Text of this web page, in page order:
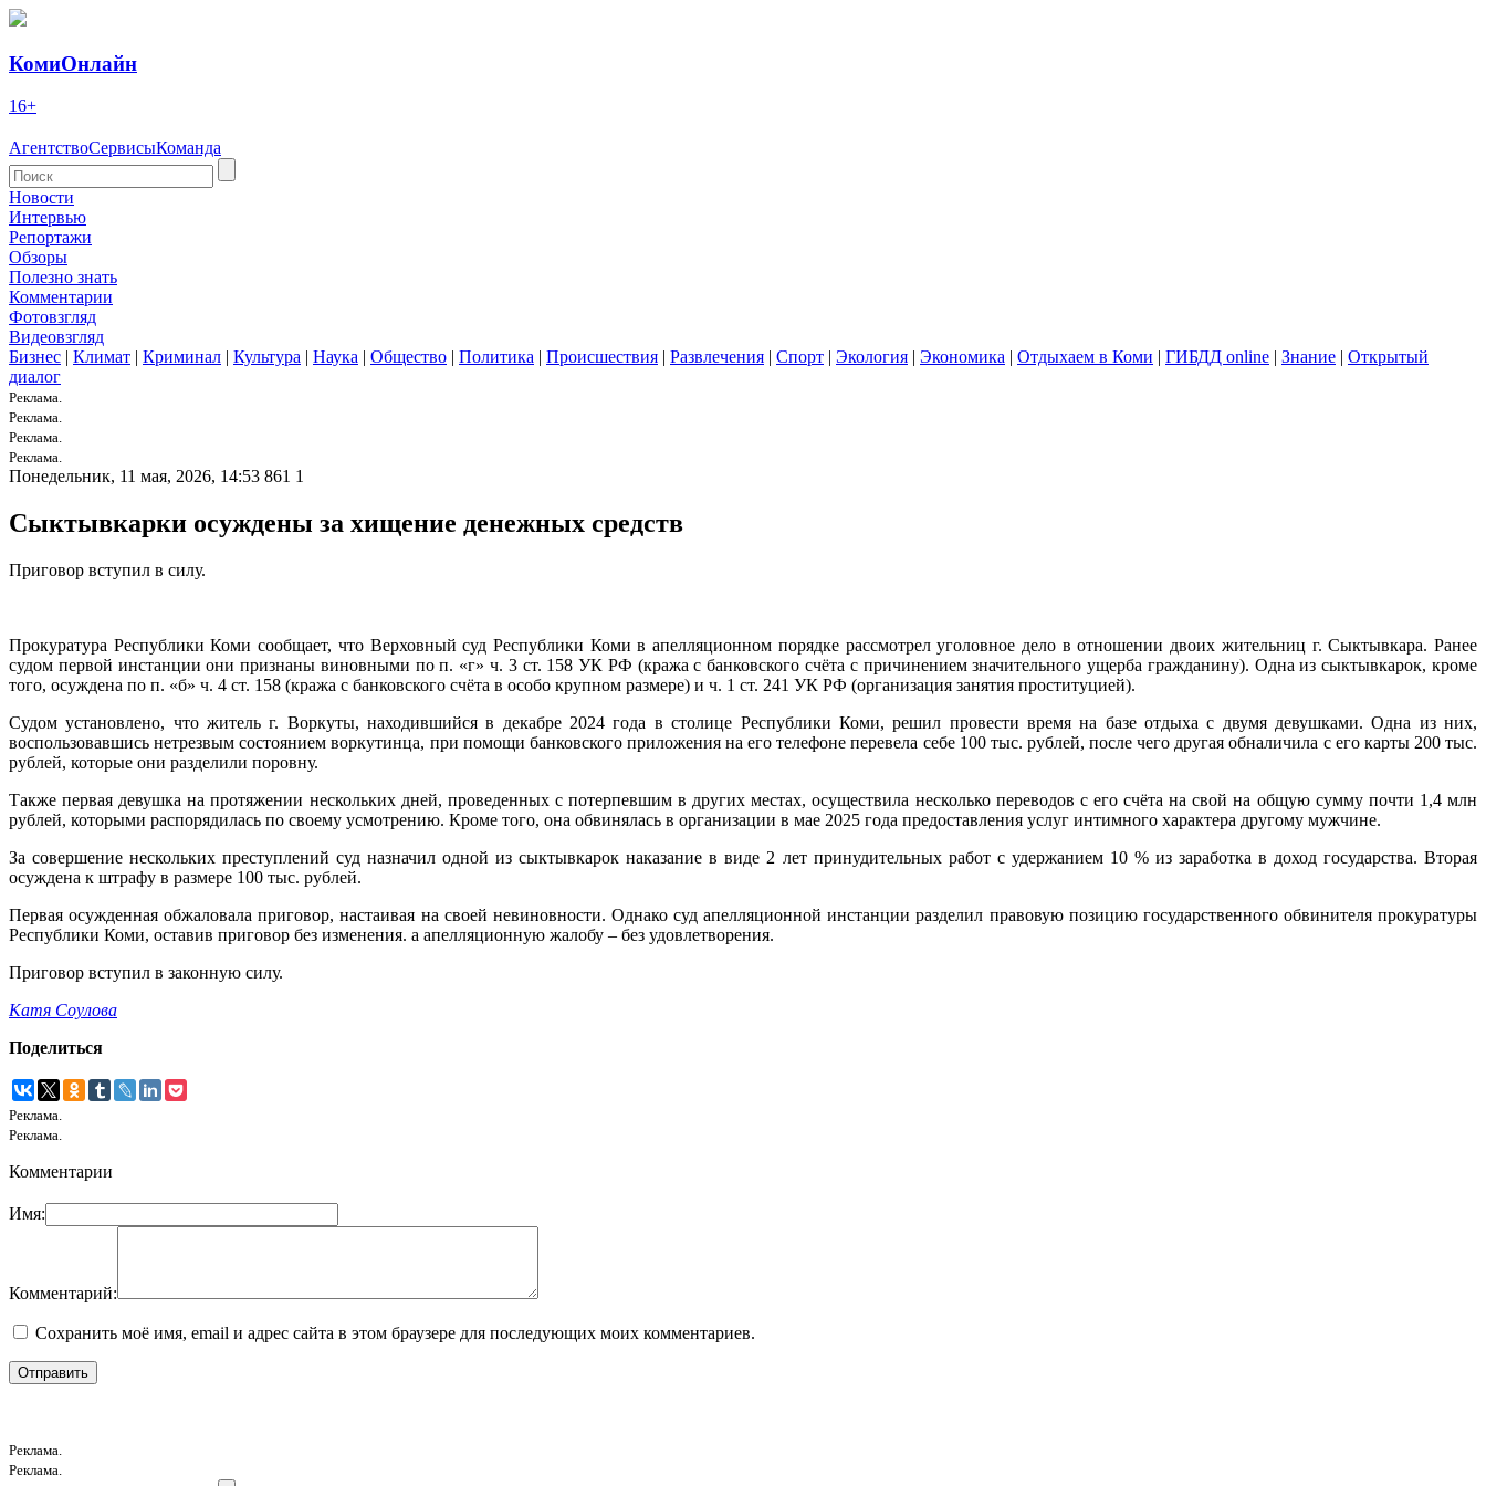
КомиОнлайн
16+
АгентствоСервисыКоманда
Новости
Интервью
Репортажи
Обзоры
Полезно знать
Комментарии
Фотовзгляд
Видеовзгляд
Бизнес | Климат | Криминал | Культура | Наука | Общество | Политика | Происшествия | Развлечения | Спорт | Экология | Экономика | Отдыхаем в Коми | ГИБДД online | Знание | Открытый
диалог
Реклама.
Реклама.
Реклама.
Реклама.
Понедельник, 11 мая, 2026, 14:53 861 1
Сыктывкарки осуждены за хищение денежных средств
Приговор вступил в силу.
Прокуратура Республики Коми сообщает, что Верховный суд Республики Коми в апелляционном порядке рассмотрел уголовное дело в отношении двоих жительниц г. Сыктывкара. Ранее
судом первой инстанции они признаны виновными по п. «г» ч. 3 ст. 158 УК РФ (кража с банковского счёта с причинением значительного ущерба гражданину). Одна из сыктывкарок, кроме
того, осуждена по п. «б» ч. 4 ст. 158 (кража с банковского счёта в особо крупном размере) и ч. 1 ст. 241 УК РФ (организация занятия проституцией).
Судом установлено, что житель г. Воркуты, находившийся в декабре 2024 года в столице Республики Коми, решил провести время на базе отдыха с двумя девушками. Одна из них,
воспользовавшись нетрезвым состоянием воркутинца, при помощи банковского приложения на его телефоне перевела себе 100 тыс. рублей, после чего другая обналичила с его карты 200 тыс.
рублей, которые они разделили поровну.
Также первая девушка на протяжении нескольких дней, проведенных с потерпевшим в других местах, осуществила несколько переводов с его счёта на свой на общую сумму почти 1,4 млн
рублей, которыми распорядилась по своему усмотрению. Кроме того, она обвинялась в организации в мае 2025 года предоставления услуг интимного характера другому мужчине.
За совершение нескольких преступлений суд назначил одной из сыктывкарок наказание в виде 2 лет принудительных работ с удержанием 10 % из заработка в доход государства. Вторая
осуждена к штрафу в размере 100 тыс. рублей.
Первая осужденная обжаловала приговор, настаивая на своей невиновности. Однако суд апелляционной инстанции разделил правовую позицию государственного обвинителя прокуратуры
Республики Коми, оставив приговор без изменения. а апелляционную жалобу – без удовлетворения.
Приговор вступил в законную силу.
Катя Соулова
Поделиться
Реклама.
Реклама.
Комментарии
Имя:
Комментарий:
Сохранить моё имя, email и адрес сайта в этом браузере для последующих моих комментариев.
Реклама.
Реклама.